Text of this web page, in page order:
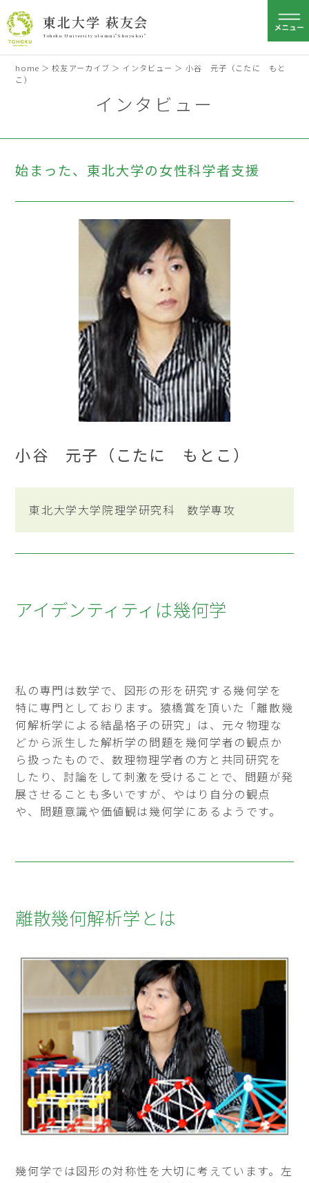
東北大学 萩友会
Tohoku University alumni"Shuyukai"
home ＞校友アーカイブ ＞ インタビュー ＞ 小谷 元子（こたに もと
こ）
インタビュー
始まった、東北大学の女性科学者支援
小谷 元子（こたに もとこ）
東北大学大学院理学研究科 数学専攻
アイデンティティは幾何学
私の専門は数学で、図形の形を研究する幾何学を
特に専門としております。猿橋賞を頂いた「離散幾
何解析学による結晶格子の研究」は、元々物理な
どから派生した解析学の問題を幾何学者の観点か
ら扱ったもので、数理物理学者の方と共同研究を
したり、討論をして刺激を受けることで、問題が発
展させることも多いですが、やはり自分の観点
や、問題意識や価値観は幾何学にあるようです。
離散幾何解析学とは
幾何学では図形の対称性を大切に考えています。左